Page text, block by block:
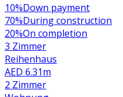
10%Down payment
70%During construction
20%On completion
3 Zimmer
Reihenhaus
AED 6.31m
2 Zimmer